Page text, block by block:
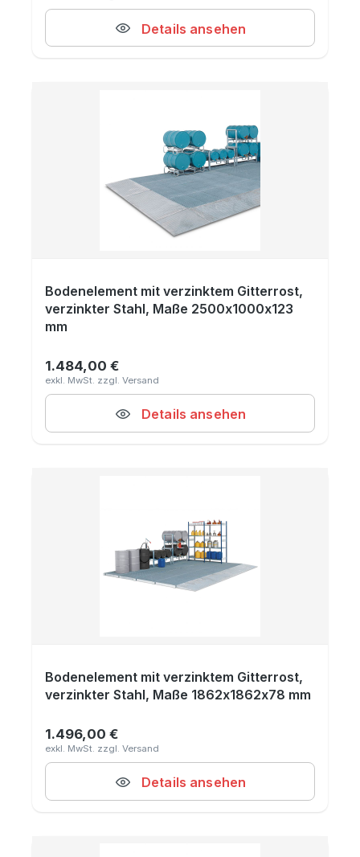
Details ansehen
Bodenelement mit verzinktem Gitterrost,
verzinkter Stahl, Maße 2500x1000x123
mm
Regulärer Preis:
1.484,00 €
Details ansehen
Bodenelement mit verzinktem Gitterrost,
verzinkter Stahl, Maße 1862x1862x78 mm
Regulärer Preis:
1.496,00 €
Details ansehen